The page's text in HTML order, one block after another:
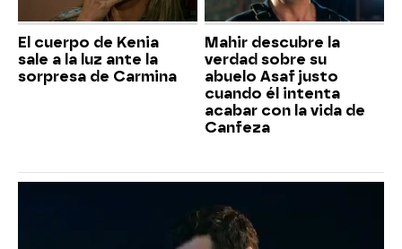
El cuerpo de Kenia
sale a la luz ante la
sorpresa de Carmina
Mahir descubre la
verdad sobre su
abuelo Asaf justo
cuando él intenta
acabar con la vida de
Canfeza